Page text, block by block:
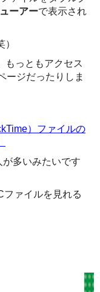
ーアーで表示され
もっともアクセス
ージだったりしま
）ファイルの
多いみたいです
ァイルを見れる